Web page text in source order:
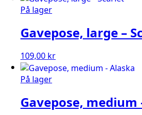
På lager
Gavepose, large –
109,00 kr
På lager
Gavepose, medium